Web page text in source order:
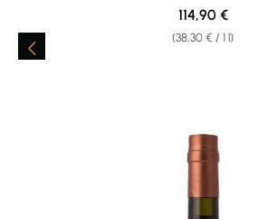
(38,30 € / 1 l)
Regular price:
114,90 €